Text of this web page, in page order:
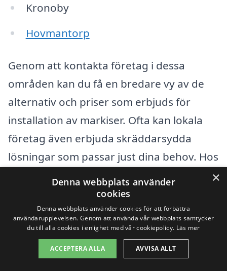
Kronoby
Hovmantorp
Genom att kontakta företag i dessa
områden kan du få en bredare vy av de
alternativ och priser som erbjuds för
installation av markiser. Ofta kan lokala
företag även erbjuda skräddarsydda
lösningar som passar just dina behov. Hos
markis-pris.se finns det ingen tidsgräns
eller begränsning för hur många offerter
du kan begära, så ta dig tid att jämföra
och välja det bästa alternativet för din
situation.
×
Denna webbplats använder
cookies
Denna webbplats använder cookies för att förbättra
användarupplevelsen. Genom att använda vår webbplats samtycker
du till alla cookies i enlighet med vår cookiepolicy. Läs mer
ACCEPTERA ALLA AVVISA ALLT